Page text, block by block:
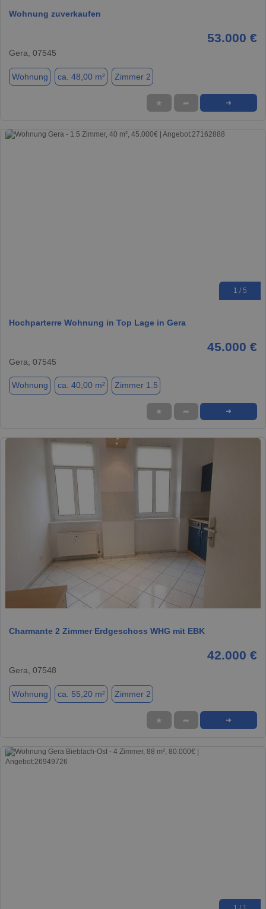
Wohnung zuverkaufen
53.000 €
Gera, 07545
Wohnung ca. 48,00 m² Zimmer 2
★ ➦ ➜
1 / 5
Hochparterre Wohnung in Top Lage in Gera
45.000 €
Gera, 07545
Wohnung ca. 40,00 m² Zimmer 1.5
★ ➦ ➜
Charmante 2 Zimmer Erdgeschoss WHG mit EBK
42.000 €
Gera, 07548
Wohnung ca. 55,20 m² Zimmer 2
★ ➦ ➜